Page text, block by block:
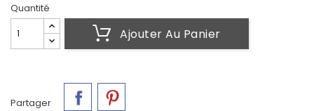
Quantité
Ajouter Au Panier
Partager